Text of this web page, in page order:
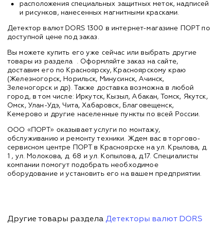
расположения специальных защитных меток, надписей
и рисунков, нанесенных магнитными красками.
Детектор валют DORS 1300 в интернет-магазине ПОРТ по
доступной цене под заказ.
Вы можете купить его уже сейчас или выбрать другие
товары из раздела . Оформляйте заказ на сайте,
доставим его по Красноярску, Красноярскому краю
(Железногорск, Норильск, Минусинск, Ачинск,
Зеленогорск и др). Также доставка возможна в любой
город, в том числе: Иркутск, Кызыл, Абакан, Томск, Якутск,
Омск, Улан-Удэ, Чита, Хабаровск, Благовещенск,
Кемерово и другие населенные пункты по всей России.
ООО «ПОРТ» оказывает услуги по монтажу,
обслуживанию и ремонту техники. Ждем вас в торгово-
сервисном центре ПОРТ в Красноярске на ул. Крылова, д.
1 , ул. Молокова, д. 68 и ул. Копылова, д.17. Специалисты
компании помогут подобрать необходимое
оборудование и установить его на вашем предприятии.
Другие товары раздела Детекторы валют DORS